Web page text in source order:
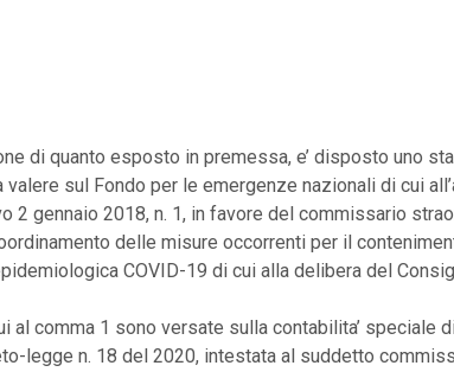
di quanto esposto in premessa, e’ disposto uno
valere sul Fondo per le emergenze nazionali di cui
2 gennaio 2018, n. 1, in favore del commissario
delle misure occorrenti per il
COVID-19 di cui alla delibera del
al comma 1 sono versate sulla contabilita’ speciale
legge n. 18 del 2020, intestata al suddetto